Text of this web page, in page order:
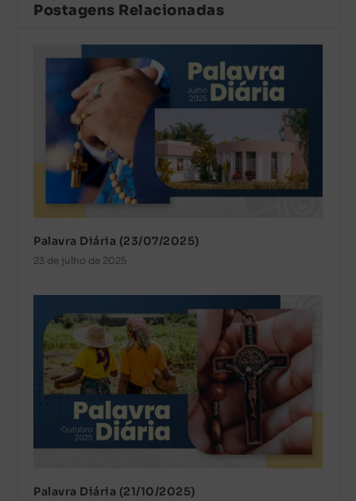
Postagens Relacionadas
Palavra Diária (23/07/2025)
23 de julho de 2025
Palavra Diária (21/10/2025)